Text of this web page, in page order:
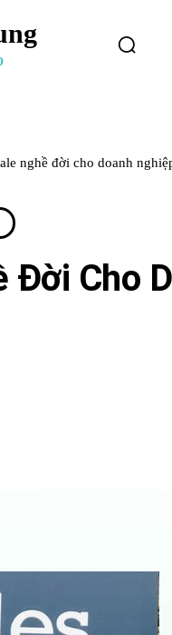
nghề đời cho doanh
Đời Cho